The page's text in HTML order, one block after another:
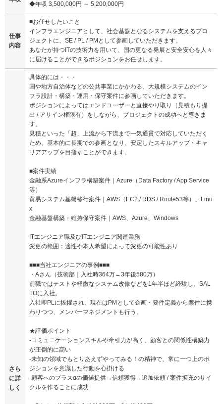
◆年収 3,500,000円 ～ 5,200,000円
仕事
内容
■お任せしたいこと
インフラエンジニアとして、社会基盤となるシステムを支えるプロ
ジェクトに、SE / PL / PMとして参画していただきます。
あなたが持つITの技術力を用いて、国の更なる発展と安全安心を人々
に届けることができるポジションをお任せします。
さら
に詳
しく
具体的には・・・
国や地方自治体などの公共事業にかかわる、大規模システムのイン
フラ設計・構築・運用・保守案件に参画していただきます。
ポジションによってはエンドユーザーと直接やり取り（見積もり提
出 / アサイン権限有）をしながら、プロジェクトの成功へと導きま
す。
見積といった「超」上流から下流まで一気通貫で対応していただく
ため、基本的に長期での参画となり、安定したスキルアップ・キャ
リアアップを目指すことができます。
■案件実績
金融系Azureインフラ構築案件｜Azure（Data Factory / App Service
等）
貿易システム基盤移行案件｜AWS（EC2 / RDS / Route53等）、Linu
x
金融基盤構築・維持保守案件｜AWS、Azure、Windows
ITエンジニア職及びITエンジニア関連業務
変更の範囲：適性や本人希望によって変更の可能性あり
■■■当社エンジニアの事例■■■
・Aさん（技術部｜入社時364万→3年後580万）
前職ではテストや軽微なシステム改修などを1年半ほど経験し、SAL
TOに入社。
入社即PLに抜擢され、現在はPMとして企画・要件定義から案件に携
わりつつ、メンバーマネジメントも行う。
★評価ポイント
-コミュニケーションスキルや牽引力が高く、顧客との関係性構築力
が圧倒的に高い
-未知の領域でもとりあえずやってみる！の精神で、常に一つ上のポ
ジションを意識した行動を心掛ける
-顧客へのプラスαの価値提供→信頼獲得→追加依頼 / 案件拡充のサイ
クルを作ることに成功